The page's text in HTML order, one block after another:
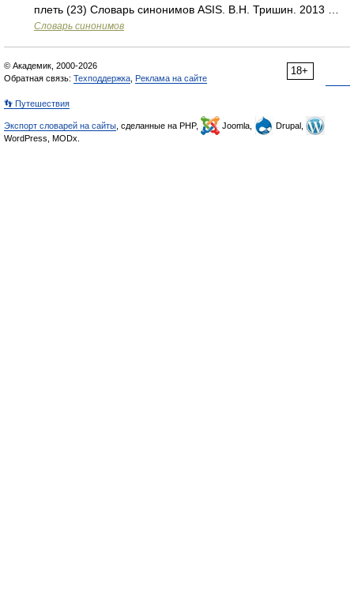
плеть (23) Словарь синонимов ASIS. В.Н. Тришин. 2013 …
Словарь синонимов
18+
© Академик, 2000-2026
Обратная связь: Техподдержка Реклама на сайте
👣 Путешествия
Экспорт словарей на сайты , сделанные на PHP, Joomla,
Drupal,
WordPress, MODx.